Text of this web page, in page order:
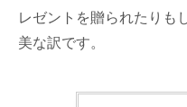
レゼントを贈られたりも
美な訳です。